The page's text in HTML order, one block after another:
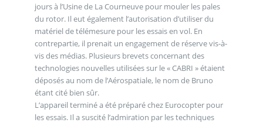
jours à l’Usine de La Courneuve pour mouler les pales
du rotor. Il eut également l’autorisation d’utiliser du
matériel de télémesure pour les essais en vol. En
contrepartie, il prenait un engagement de réserve vis-à-
vis des médias. Plusieurs brevets concernant des
technologies nouvelles utilisées sur le « CABRI » étaient
déposés au nom de l’Aérospatiale, le nom de Bruno
étant cité bien sûr.
L’appareil terminé a été préparé chez Eurocopter pour
les essais. Il a suscité l’admiration par les techniques